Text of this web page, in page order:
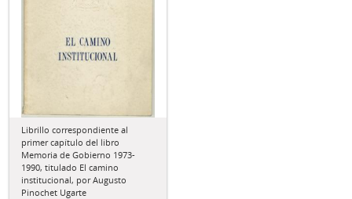
Librillo correspondiente al
primer capítulo del libro
Memoria de Gobierno 1973-
1990, titulado El camino
institucional, por Augusto
Pinochet Ugarte